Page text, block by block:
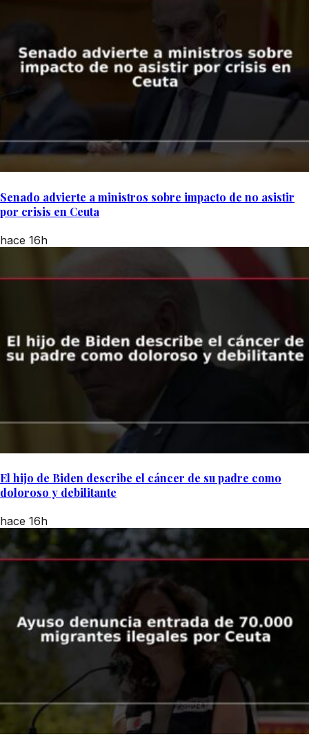
Senado advierte a ministros sobre impacto de no asistir
por crisis en Ceuta
hace 16h
El hijo de Biden describe el cáncer de su padre como
doloroso y debilitante
hace 16h